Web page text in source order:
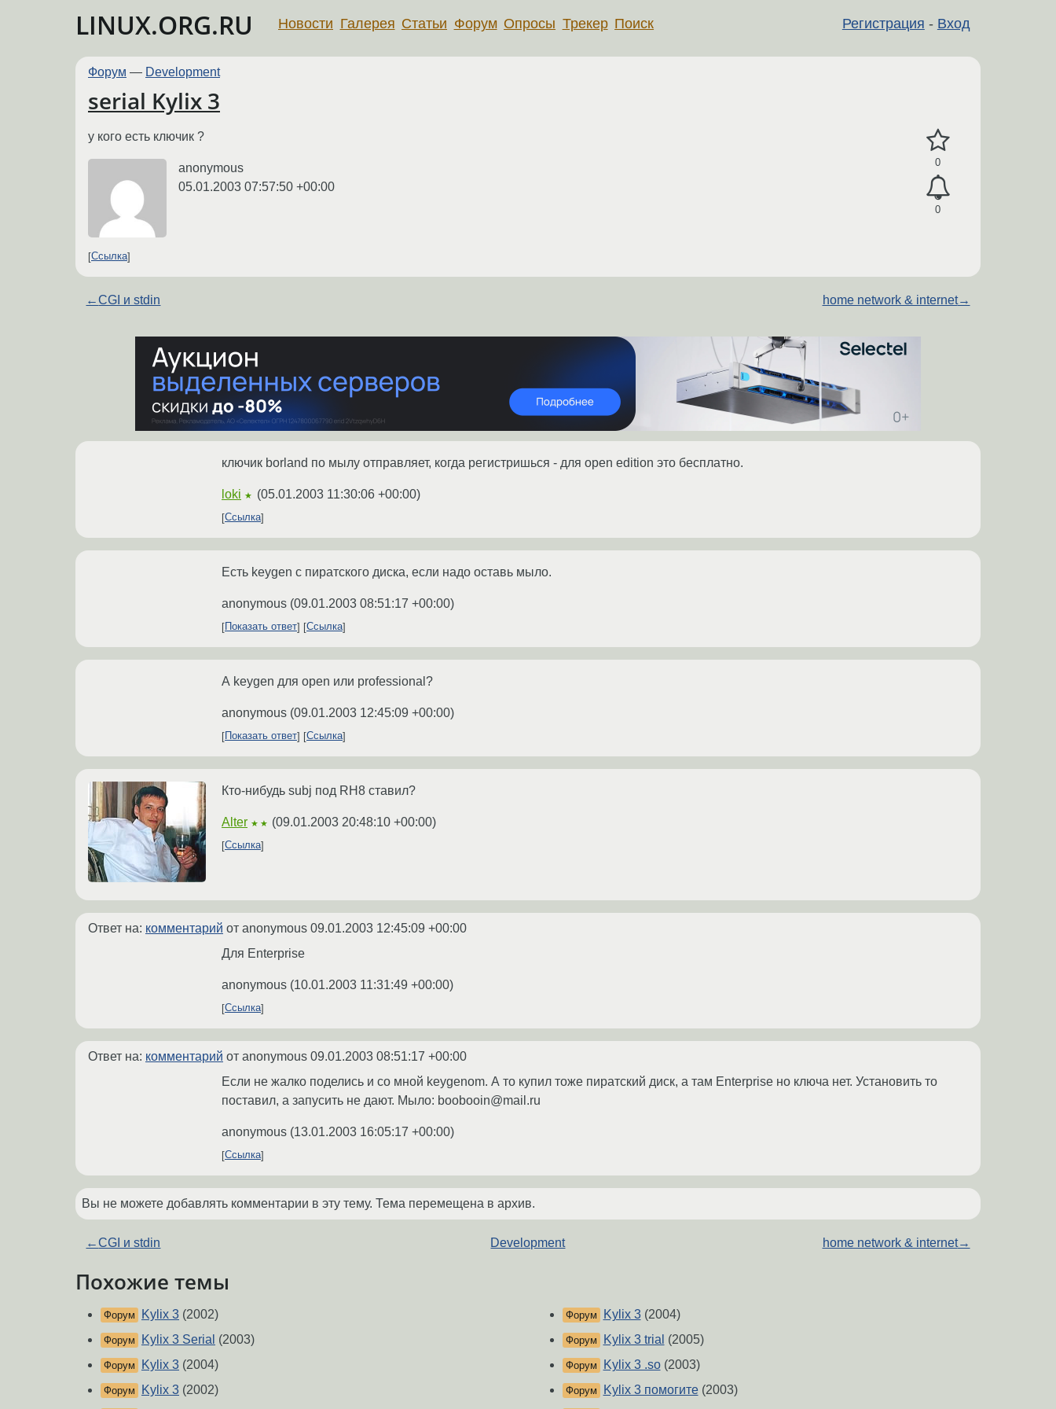
LINUX.ORG.RU Регистрация - Вход
Новости Галерея Статьи Форум Опросы Трекер Поиск
Форум — Development
serial Kylix 3
0
0
у кого есть ключик ?
anonymous
05.01.2003 07:57:50 +00:00
Ссылка
←CGI и stdin home network & internet→
ключик borland по мылу отправляет, когда регистришься - для open edition это бесплатно.
loki ★ (05.01.2003 11:30:06 +00:00)
Ссылка
Есть keygen с пиратского диска, если надо оставь мыло.
anonymous (09.01.2003 08:51:17 +00:00)
Показать ответ Ссылка
А keygen для open или professional?
anonymous (09.01.2003 12:45:09 +00:00)
Показать ответ Ссылка
Кто-нибудь subj под RH8 ставил?
Alter ★★ (09.01.2003 20:48:10 +00:00)
Ссылка
Ответ на: комментарий от anonymous 09.01.2003 12:45:09 +00:00
Для Enterprise
anonymous (10.01.2003 11:31:49 +00:00)
Ссылка
Ответ на: комментарий от anonymous 09.01.2003 08:51:17 +00:00
Если не жалко поделись и со мной keygenom. А то купил тоже пиратский диск, а там Enterprise но ключа нет. Установить то
поставил, а запусить не дают. Мыло: boobooin@mail.ru
anonymous (13.01.2003 16:05:17 +00:00)
Ссылка
Вы не можете добавлять комментарии в эту тему. Тема перемещена в архив.
←CGI и stdin Development home network & internet→
Похожие темы
Форум Kylix 3 (2002)
Форум Kylix 3 Serial (2003)
Форум Kylix 3 (2004)
Форум Kylix 3 (2002)
Форум Kylix 3(2004)
Форум Kylix 3 trial (2005)
Форум Kylix 3 .so(2003)
Форум Kylix 3 помогите(2003)